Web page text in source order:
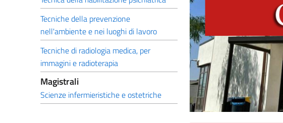
Tecniche della prevenzione
nell'ambiente e nei luoghi di lavoro
Tecniche di radiologia medica, per
immagini e radioterapia
Magistrali
Scienze infermieristiche e ostetriche